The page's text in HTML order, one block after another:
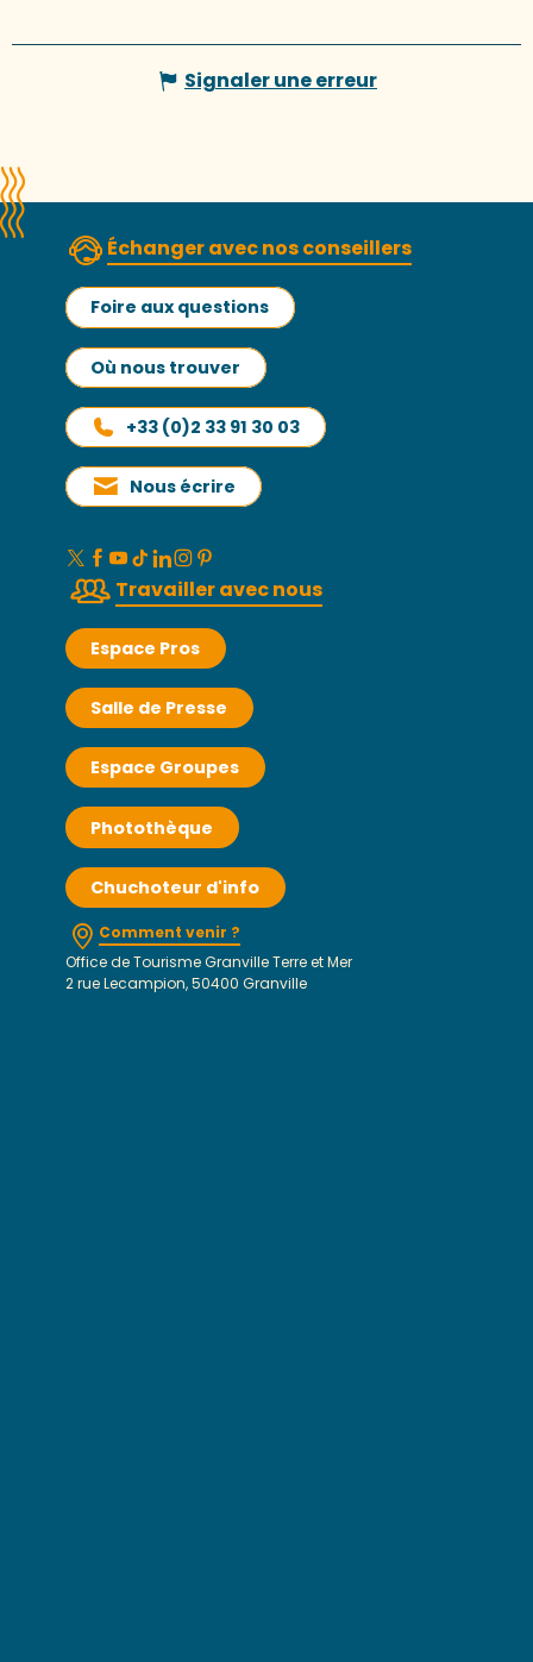
Signaler une erreur
Échanger avec nos conseillers
Foire aux questions
Où nous trouver
+33 (0)2 33 91 30 03
Nous écrire
Travailler avec nous
Espace Pros
Salle de Presse
Espace Groupes
Photothèque
Chuchoteur d'info
Comment venir ?
Office de Tourisme Granville Terre et Mer
2 rue Lecampion, 50400 Granville